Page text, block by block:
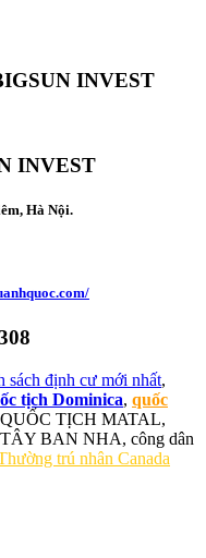
INVEST
INVEST
Hà Nội.
sách định cư mới nhất,
tịch Dominica, quốc
TỊCH MATAL,
BAN NHA, công dân
trú nhân Canada